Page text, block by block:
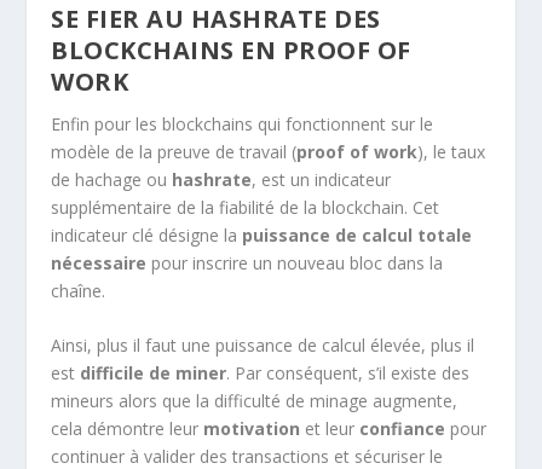
SE FIER AU HASHRATE DES
BLOCKCHAINS EN PROOF OF
WORK
Enfin pour les blockchains qui fonctionnent sur le
modèle de la preuve de travail (proof of work), le taux
de hachage ou hashrate, est un indicateur
supplémentaire de la fiabilité de la blockchain. Cet
indicateur clé désigne la puissance de calcul totale
nécessaire pour inscrire un nouveau bloc dans la
chaîne.
Ainsi, plus il faut une puissance de calcul élevée, plus il
est difficile de miner. Par conséquent, s’il existe des
mineurs alors que la difficulté de minage augmente,
cela démontre leur motivation et leur confiance pour
continuer à valider des transactions et sécuriser le